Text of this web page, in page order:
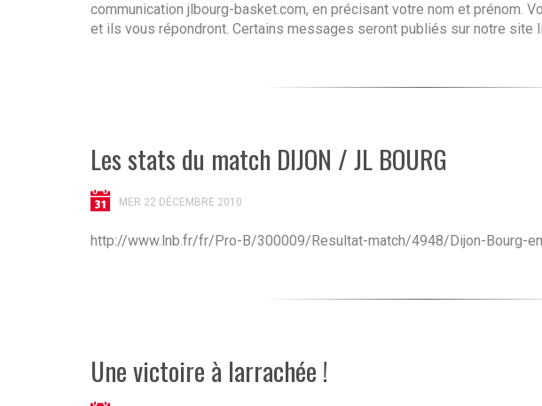
communication jlbourg-basket.com, en précisant votre nom et prénom.
et ils vous répondront. Certains messages seront publiés sur notre site
Les stats du match DIJON / JL BOURG
MER 22 DÉCEMBRE 2010
http://www.lnb.fr/fr/Pro-B/300009/Resultat-match/4948/Dijon-Bourg-
Une victoire à larrachée !